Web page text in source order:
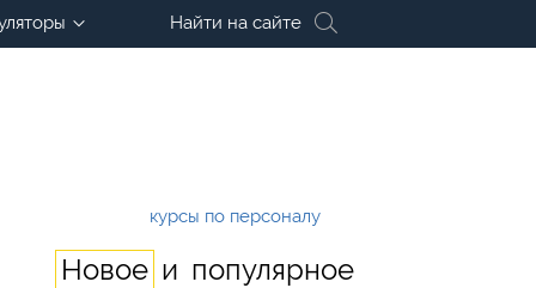
Найти на сайте
курсы по персоналу
Новое и популярное